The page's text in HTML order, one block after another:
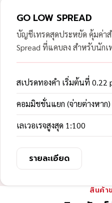
GO LOW SPREAD
บัญชีเทรดสุดประหยัด คุ้มค่า
Spread ที่แคบลง สำหรับนัก
สเปรดทองคำ เริ่มต้นที่ 0.22
คอมมิชชั่นแยก (จ่ายต่างหาก)
เลเวอเรจสูงสุด 1:100
รายละเอียด
สินค้า